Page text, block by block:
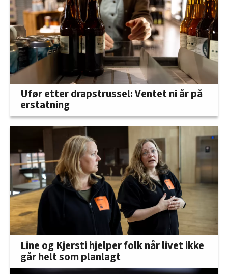
Ufør etter drapstrussel: Ventet ni år på
erstatning
Line og Kjersti hjelper folk når livet ikke
går helt som planlagt